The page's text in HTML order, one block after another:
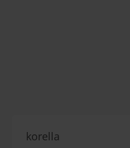
korella